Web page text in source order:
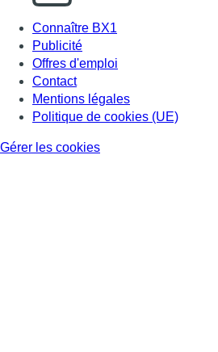
Connaître BX1
Publicité
Offres d'emploi
Contact
Mentions légales
Politique de cookies (UE)
Gérer les cookies